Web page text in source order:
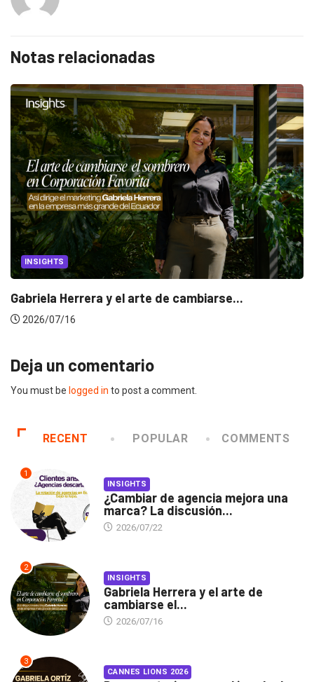
Notas relacionadas
INSIGHTS
Gabriela Herrera y el arte de cambiarse...
2026/07/16
Deja un comentario
You must be logged in to post a comment.
RECENT POPULAR COMMENTS
1
INSIGHTS
¿Cambiar de agencia mejora una
marca? La discusión...
2026/07/22
2
INSIGHTS
Gabriela Herrera y el arte de
cambiarse el...
2026/07/16
3
CANNES LIONS 2026